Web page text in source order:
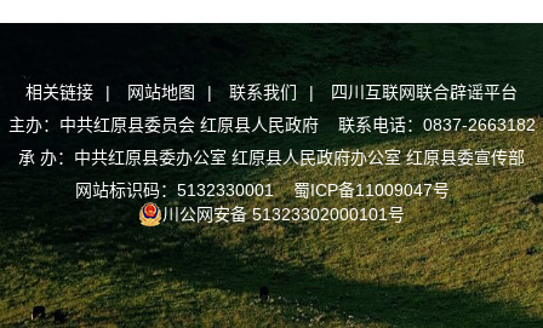
相关链接 | 网站地图 | 联系我们 |
四川互联网联合辟谣平台
主办：中共红原县委员会 红原县人民政府 联系电话：0837-2663182
承 办：中共红原县委办公室 红原县人民政府办公室 红原县委宣传部
网站标识码：5132330001蜀ICP备11009047号
川公网安备 51323302000101号